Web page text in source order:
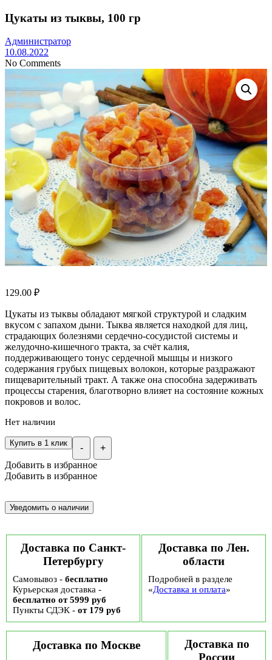
Цукаты из тыквы, 100 гр
Администратор
10.08.2022
No Comments
129.00 ₽
Цукаты из тыквы обладают мягкой структурой и сладким
вкусом с запахом дыни. Тыква является находкой для лиц,
страдающих болезнями сердечно-сосудистой системы и
желудочно-кишечного тракта, за счёт калия,
поддерживающего тонус сердечной мышцы и низкого
содержания грубых пищевых волокон, которые раздражают
пищеварительный тракт. А также она способна задерживать
процессы старения, благотворно влияет на состояние кожных
покровов и волос.
Нет наличии
- +
Купить в 1 клик
Добавить в избранное
Добавить в избранное
Доставка по Санкт-
Петербургу
Самовывоз - бесплатно
Курьерская доставка -
бесплатно от 5999 руб
Пункты СДЭК - от 179 руб
Доставка по Лен.
области
Подробней в разделе
«Доставка и оплата»
Доставка по Москве
Доставка по
России